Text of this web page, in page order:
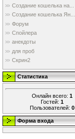
Создание кошелька на...
Создание кошелька Ян...
Форум
Спойлера
анекдоты
для проб
Скрин2
Статистика
Онлайн всего: 1
Гостей: 1
Пользователей: 0
Форма входа